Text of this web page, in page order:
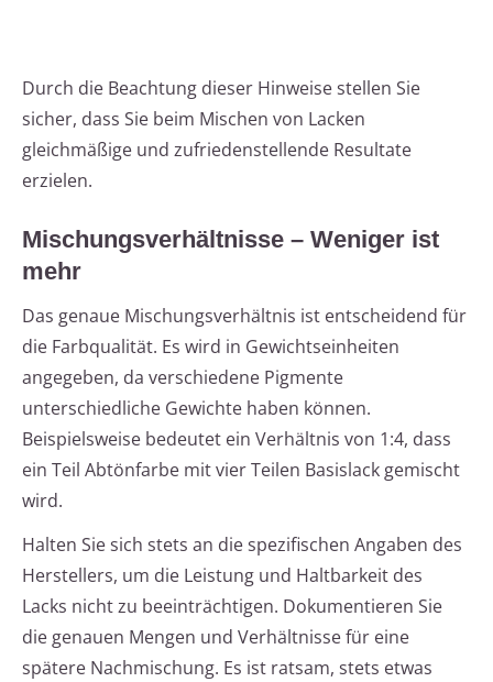
Durch die Beachtung dieser Hinweise stellen Sie
sicher, dass Sie beim Mischen von Lacken
gleichmäßige und zufriedenstellende Resultate
erzielen.
Mischungsverhältnisse – Weniger ist
mehr
Das genaue Mischungsverhältnis ist entscheidend für
die Farbqualität. Es wird in Gewichtseinheiten
angegeben, da verschiedene Pigmente
unterschiedliche Gewichte haben können.
Beispielsweise bedeutet ein Verhältnis von 1:4, dass
ein Teil Abtönfarbe mit vier Teilen Basislack gemischt
wird.
Halten Sie sich stets an die spezifischen Angaben des
Herstellers, um die Leistung und Haltbarkeit des
Lacks nicht zu beeinträchtigen. Dokumentieren Sie
die genauen Mengen und Verhältnisse für eine
spätere Nachmischung. Es ist ratsam, stets etwas